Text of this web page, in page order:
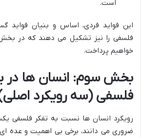
است.
این فواید فردی، اساس و بنیان فواید
فلسفی را نیز تشکیل می دهند که در
خواهیم پرداخت.
بخش سوم: انسان ها در
فلسفی (سه رویکرد
رویکرد انسان ها نسبت به تفکر فلسفی
ضروری می دانند، برخی بی اهمیت و عده ای